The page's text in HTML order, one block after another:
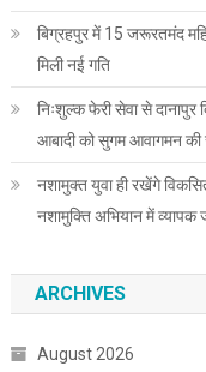
बिग्रहपुर में 15 जरूरतमंद
मिली नई गति
निःशुल्क फेरी सेवा से दानापुर
आबादी को सुगम आवागमन की
नशामुक्त युवा ही रखेंगे
नशामुक्ति अभियान में व्यापक
ARCHIVES
August 2026